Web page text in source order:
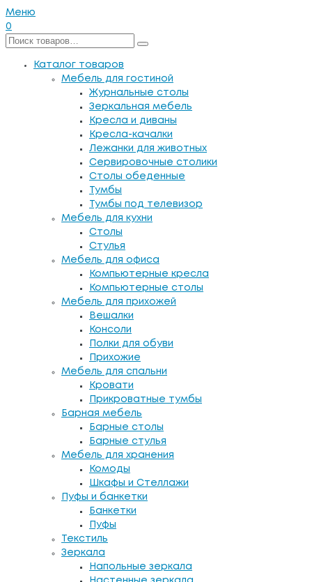
Меню
0
Каталог товаров
Мебель для гостиной
Журнальные столы
Зеркальная мебель
Кресла и диваны
Кресла-качалки
Лежанки для животных
Сервировочные столики
Столы обеденные
Тумбы
Тумбы под телевизор
Мебель для кухни
Столы
Стулья
Мебель для офиса
Компьютерные кресла
Компьютерные столы
Мебель для прихожей
Вешалки
Консоли
Полки для обуви
Прихожие
Мебель для спальни
Кровати
Прикроватные тумбы
Барная мебель
Барные столы
Барные стулья
Мебель для хранения
Комоды
Шкафы и Стеллажи
Пуфы и банкетки
Банкетки
Пуфы
Текстиль
Зеркала
Напольные зеркала